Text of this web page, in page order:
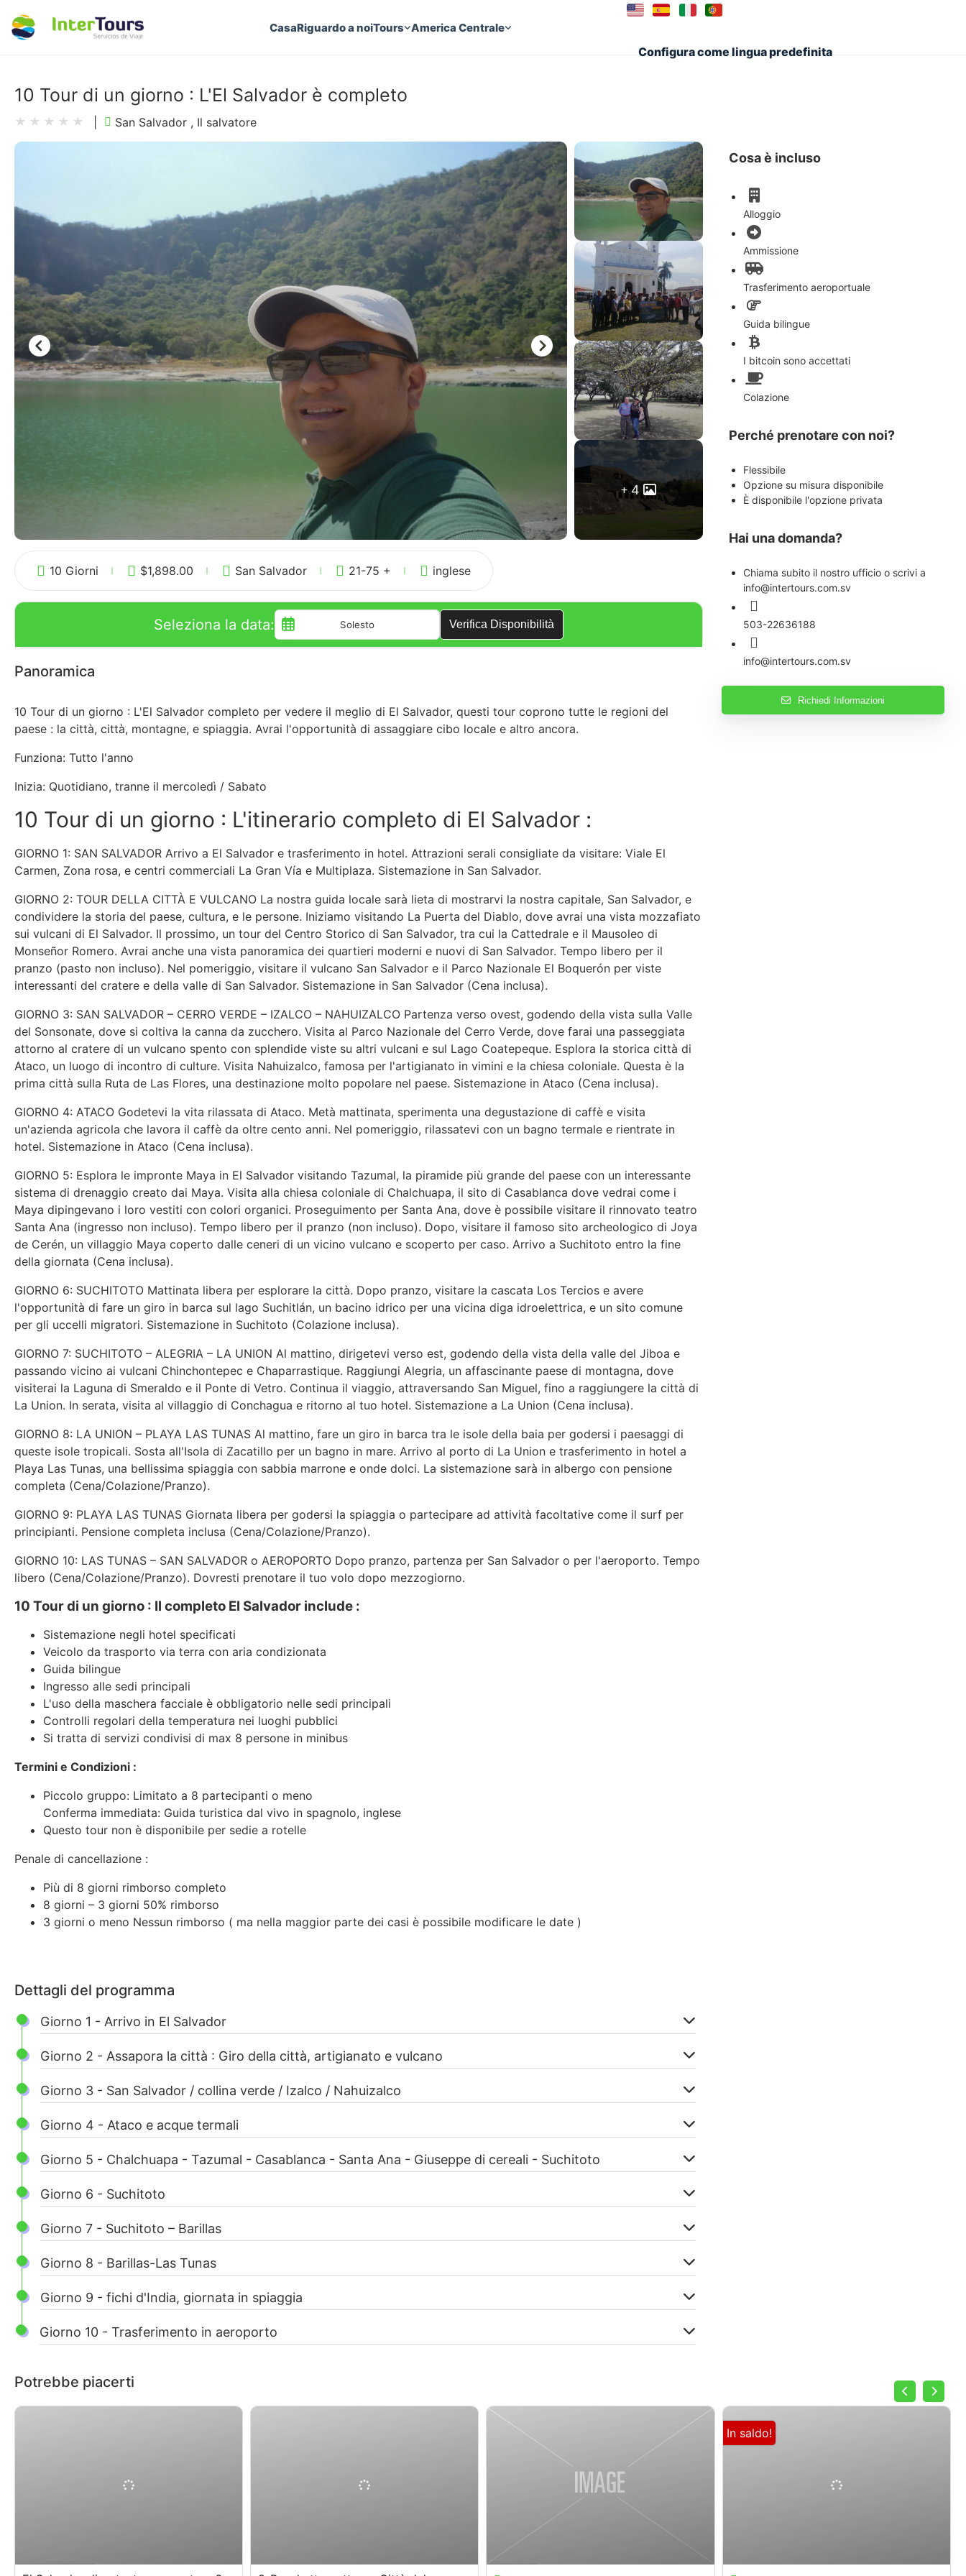
CasaRiguardo a noiTours America Centrale
Configura come lingua predefinita
10 Tour di un giorno : L'El Salvador è completo
San Salvador , Il salvatore
4
10 Giorni $1,898.00 San Salvador 21-75 + inglese
Seleziona la data: Verifica Disponibilità
Panoramica
10 Tour di un giorno : L'El Salvador completo per vedere il meglio di El Salvador, questi tour coprono tutte le regioni del
paese : la città, città, montagne, e spiaggia. Avrai l'opportunità di assaggiare cibo locale e altro ancora.
Funziona: Tutto l'anno
Inizia: Quotidiano, tranne il mercoledì / Sabato
10 Tour di un giorno : L'itinerario completo di El Salvador :
GIORNO 1: SAN SALVADOR Arrivo a El Salvador e trasferimento in hotel. Attrazioni serali consigliate da visitare: Viale El
Carmen, Zona rosa, e centri commerciali La Gran Vía e Multiplaza. Sistemazione in San Salvador.
GIORNO 2: TOUR DELLA CITTÀ E VULCANO La nostra guida locale sarà lieta di mostrarvi la nostra capitale, San Salvador, e
condividere la storia del paese, cultura, e le persone. Iniziamo visitando La Puerta del Diablo, dove avrai una vista mozzafiato
sui vulcani di El Salvador. Il prossimo, un tour del Centro Storico di San Salvador, tra cui la Cattedrale e il Mausoleo di
Monseñor Romero. Avrai anche una vista panoramica dei quartieri moderni e nuovi di San Salvador. Tempo libero per il
pranzo (pasto non incluso). Nel pomeriggio, visitare il vulcano San Salvador e il Parco Nazionale El Boquerón per viste
interessanti del cratere e della valle di San Salvador. Sistemazione in San Salvador (Cena inclusa).
GIORNO 3: SAN SALVADOR – CERRO VERDE – IZALCO – NAHUIZALCO Partenza verso ovest, godendo della vista sulla Valle
del Sonsonate, dove si coltiva la canna da zucchero. Visita al Parco Nazionale del Cerro Verde, dove farai una passeggiata
attorno al cratere di un vulcano spento con splendide viste su altri vulcani e sul Lago Coatepeque. Esplora la storica città di
Ataco, un luogo di incontro di culture. Visita Nahuizalco, famosa per l'artigianato in vimini e la chiesa coloniale. Questa è la
prima città sulla Ruta de Las Flores, una destinazione molto popolare nel paese. Sistemazione in Ataco (Cena inclusa).
GIORNO 4: ATACO Godetevi la vita rilassata di Ataco. Metà mattinata, sperimenta una degustazione di caffè e visita
un'azienda agricola che lavora il caffè da oltre cento anni. Nel pomeriggio, rilassatevi con un bagno termale e rientrate in
hotel. Sistemazione in Ataco (Cena inclusa).
GIORNO 5: Esplora le impronte Maya in El Salvador visitando Tazumal, la piramide più grande del paese con un interessante
sistema di drenaggio creato dai Maya. Visita alla chiesa coloniale di Chalchuapa, il sito di Casablanca dove vedrai come i
Maya dipingevano i loro vestiti con colori organici. Proseguimento per Santa Ana, dove è possibile visitare il rinnovato teatro
Santa Ana (ingresso non incluso). Tempo libero per il pranzo (non incluso). Dopo, visitare il famoso sito archeologico di Joya
de Cerén, un villaggio Maya coperto dalle ceneri di un vicino vulcano e scoperto per caso. Arrivo a Suchitoto entro la fine
della giornata (Cena inclusa).
GIORNO 6: SUCHITOTO Mattinata libera per esplorare la città. Dopo pranzo, visitare la cascata Los Tercios e avere
l'opportunità di fare un giro in barca sul lago Suchitlán, un bacino idrico per una vicina diga idroelettrica, e un sito comune
per gli uccelli migratori. Sistemazione in Suchitoto (Colazione inclusa).
GIORNO 7: SUCHITOTO – ALEGRIA – LA UNION Al mattino, dirigetevi verso est, godendo della vista della valle del Jiboa e
passando vicino ai vulcani Chinchontepec e Chaparrastique. Raggiungi Alegria, un affascinante paese di montagna, dove
visiterai la Laguna di Smeraldo e il Ponte di Vetro. Continua il viaggio, attraversando San Miguel, fino a raggiungere la città di
La Union. In serata, visita al villaggio di Conchagua e ritorno al tuo hotel. Sistemazione a La Union (Cena inclusa).
GIORNO 8: LA UNION – PLAYA LAS TUNAS Al mattino, fare un giro in barca tra le isole della baia per godersi i paesaggi di
queste isole tropicali. Sosta all'Isola di Zacatillo per un bagno in mare. Arrivo al porto di La Union e trasferimento in hotel a
Playa Las Tunas, una bellissima spiaggia con sabbia marrone e onde dolci. La sistemazione sarà in albergo con pensione
completa (Cena/Colazione/Pranzo).
GIORNO 9: PLAYA LAS TUNAS Giornata libera per godersi la spiaggia o partecipare ad attività facoltative come il surf per
principianti. Pensione completa inclusa (Cena/Colazione/Pranzo).
GIORNO 10: LAS TUNAS – SAN SALVADOR o AEROPORTO Dopo pranzo, partenza per San Salvador o per l'aeroporto. Tempo
libero (Cena/Colazione/Pranzo). Dovresti prenotare il tuo volo dopo mezzogiorno.
10 Tour di un giorno : Il completo El Salvador include :
Sistemazione negli hotel specificati
Veicolo da trasporto via terra con aria condizionata
Guida bilingue
Ingresso alle sedi principali
L'uso della maschera facciale è obbligatorio nelle sedi principali
Controlli regolari della temperatura nei luoghi pubblici
Si tratta di servizi condivisi di max 8 persone in minibus
Termini e Condizioni :
Piccolo gruppo: Limitato a 8 partecipanti o meno
Conferma immediata: Guida turistica dal vivo in spagnolo, inglese
Questo tour non è disponibile per sedie a rotelle
Penale di cancellazione :
Più di 8 giorni rimborso completo
8 giorni – 3 giorni 50% rimborso
3 giorni o meno Nessun rimborso ( ma nella maggior parte dei casi è possibile modificare le date )
Dettagli del programma
Giorno 1 - Arrivo in El Salvador
Giorno 2 - Assapora la città : Giro della città, artigianato e vulcano
Giorno 3 - San Salvador / collina verde / Izalco / Nahuizalco
Giorno 4 - Ataco e acque termali
Giorno 5 - Chalchuapa - Tazumal - Casablanca - Santa Ana - Giuseppe di cereali - Suchitoto
Giorno 6 - Suchitoto
Giorno 7 - Suchitoto – Barillas
Giorno 8 - Barillas-Las Tunas
Giorno 9 - fichi d'India, giornata in spiaggia
Giorno 10 - Trasferimento in aeroporto
Cosa è incluso
Alloggio
Ammissione
Trasferimento aeroportuale
Guida bilingue
I bitcoin sono accettati
Colazione
Perché prenotare con noi?
Flessibile
Opzione su misura disponibile
È disponibile l'opzione privata
Hai una domanda?
Chiama subito il nostro ufficio o scrivi a
info@intertours.com.sv
503-22636188
info@intertours.com.sv
Richiedi Informazioni
Potrebbe piacerti
In saldo!